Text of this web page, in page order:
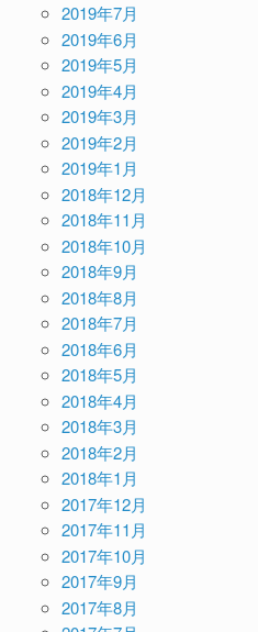
2019年7月
2019年6月
2019年5月
2019年4月
2019年3月
2019年2月
2019年1月
2018年12月
2018年11月
2018年10月
2018年9月
2018年8月
2018年7月
2018年6月
2018年5月
2018年4月
2018年3月
2018年2月
2018年1月
2017年12月
2017年11月
2017年10月
2017年9月
2017年8月